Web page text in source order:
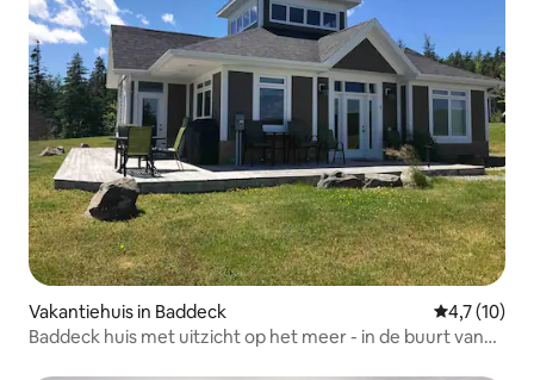
Vakantiehuis in Baddeck
4,7 (10)
Baddeck huis met uitzicht op het meer - in de buurt van